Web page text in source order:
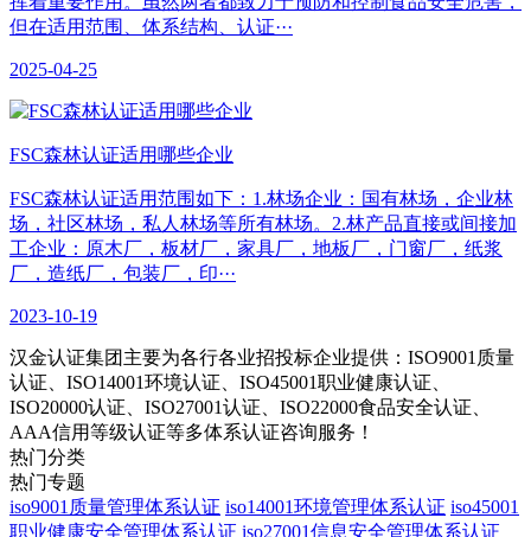
但在适用范围、体系结构、认证···
2025-04-25
​FSC森林认证适用哪些企业
FSC森林认证适用范围如下：1.林场企业：国有林场，企业林
场，社区林场，私人林场等所有林场。2.林产品直接或间接加
工企业：原木厂，板材厂，家具厂，地板厂，门窗厂，纸浆
厂，造纸厂，包装厂，印···
2023-10-19
汉金认证集团主要为各行各业招投标企业提供：ISO9001质量
认证、ISO14001环境认证、ISO45001职业健康认证、
ISO20000认证、ISO27001认证、ISO22000食品安全认证、
AAA信用等级认证等多体系认证咨询服务！
热门分类
热门专题
iso9001质量管理体系认证 iso14001环境管理体系认证 iso45001
职业健康安全管理体系认证 iso27001信息安全管理体系认证